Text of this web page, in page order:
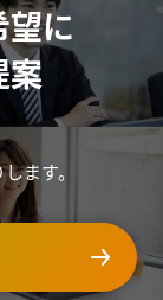
に
案
ます。